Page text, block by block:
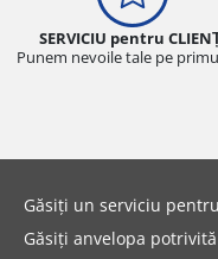
SERVICIU pentru
Punem nevoile tale pe
Găsiți un serviciu
Găsiți anvelopa potrivită